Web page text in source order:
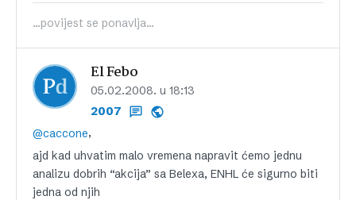
...povijest se ponavlja...
El Febo
05.02.2008. u 18:13
2007
@caccone,
ajd kad uhvatim malo vremena napravit ćemo jednu
analizu dobrih “akcija” sa Belexa, ENHL će sigurno biti
jedna od njih